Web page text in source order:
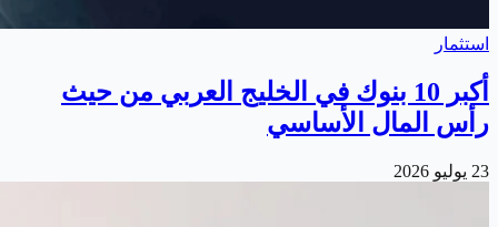
استثمار
أكبر 10 بنوك في الخليج العربي من حيث
رأس المال الأساسي
23 يوليو 2026